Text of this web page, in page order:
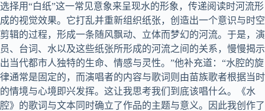
选择用“白纸”这一常见意象来呈现水的形象，传递阅读时河流形
成的视觉效果。它打乱并重新组织纸张，创造出一个意识与时空
剪辑的过程，形成一条随风飘动、立体而梦幻的河流。于是，演
员、台词、水以及这些纸张所形成的河流之间的关系，慢慢揭示
出当代都市人独特的生命、情感与灵性。”他补充道：“水腔的旋
律通常是固定的，而演唱者的内容与歌词则由苗族歌者根据当时
的情境与心境即兴发挥。这让我思考我们到底该唱什么。《水
腔》的歌词与文本同时确立了作品的主题与意义。因此我创作了